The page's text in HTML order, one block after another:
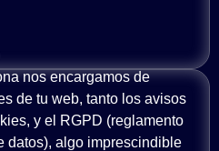
nos encargamos de
de tu web, tanto los avisos
y el RGPD (reglamento
datos), algo imprescindible